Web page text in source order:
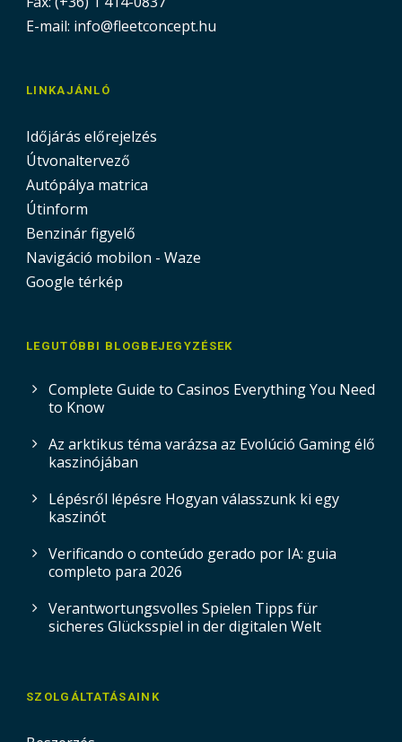
E-mail: info@fleetconcept.hu
LINKAJÁNLÓ
Időjárás előrejelzés
Útvonaltervező
Autópálya matrica
Útinform
Benzinár figyelő
Navigáció mobilon - Waze
Google térkép
LEGUTÓBBI BLOGBEJEGYZÉSEK
Complete Guide to Casinos Everything You Need
to Know
Az arktikus téma varázsa az Evolúció Gaming élő
kaszinójában
Lépésről lépésre Hogyan válasszunk ki egy
kaszinót
Verificando o conteúdo gerado por IA: guia
completo para 2026
Verantwortungsvolles Spielen Tipps für
sicheres Glücksspiel in der digitalen Welt
SZOLGÁLTATÁSAINK